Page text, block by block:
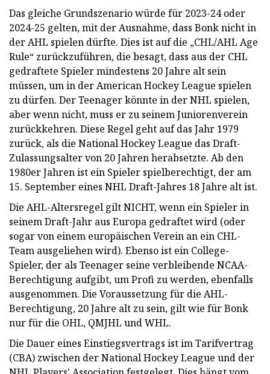
Das gleiche Grundszenario würde für 2023-24 oder
2024-25 gelten, mit der Ausnahme, dass Bonk nicht in
der AHL spielen dürfte. Dies ist auf die „CHL/AHL Age
Rule“ zurückzuführen, die besagt, dass aus der CHL
gedraftete Spieler mindestens 20 Jahre alt sein
müssen, um in der American Hockey League spielen
zu dürfen. Der Teenager könnte in der NHL spielen,
aber wenn nicht, muss er zu seinem Juniorenverein
zurückkehren. Diese Regel geht auf das Jahr 1979
zurück, als die National Hockey League das Draft-
Zulassungsalter von 20 Jahren herabsetzte. Ab den
1980er Jahren ist ein Spieler spielberechtigt, der am
15. September eines NHL Draft-Jahres 18 Jahre alt ist.
Die AHL-Altersregel gilt NICHT, wenn ein Spieler in
seinem Draft-Jahr aus Europa gedraftet wird (oder
sogar von einem europäischen Verein an ein CHL-
Team ausgeliehen wird). Ebenso ist ein College-
Spieler, der als Teenager seine verbleibende NCAA-
Berechtigung aufgibt, um Profi zu werden, ebenfalls
ausgenommen. Die Voraussetzung für die AHL-
Berechtigung, 20 Jahre alt zu sein, gilt wie für Bonk
nur für die OHL, QMJHL und WHL.
Die Dauer eines Einstiegsvertrags ist im Tarifvertrag
(CBA) zwischen der National Hockey League und der